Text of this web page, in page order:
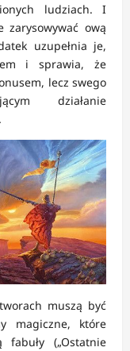
ludziach. I
ową
uzupełnia je,
i sprawia, że
lecz swego
działanie
muszą być
magiczne, które
fabuły („Ostatnie